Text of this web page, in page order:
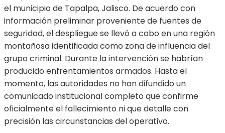
el municipio de Tapalpa, Jalisco. De acuerdo con
información preliminar proveniente de fuentes de
seguridad, el despliegue se llevó a cabo en una región
montañosa identificada como zona de influencia del
grupo criminal. Durante la intervención se habrían
producido enfrentamientos armados. Hasta el
momento, las autoridades no han difundido un
comunicado institucional completo que confirme
oficialmente el fallecimiento ni que detalle con
precisión las circunstancias del operativo.